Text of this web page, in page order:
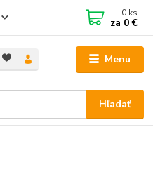
Menu
Hľadať
0 ks
za 0 €